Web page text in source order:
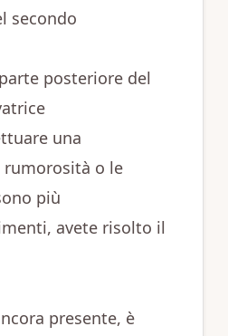
secondo
posteriore del
una
rumorosità o le
più
avete risolto il
presente, è